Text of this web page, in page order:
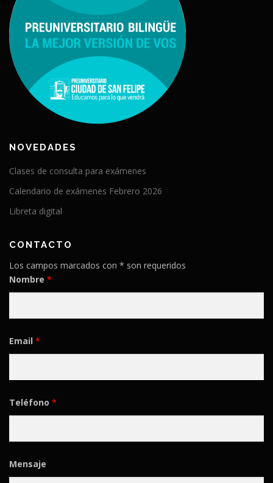
NOVEDADES
Clases de consulta para exámenes
Calendario de exámenes Febrero 2026
Libreta digital
CONTACTO
Los campos marcados con * son requeridos
Nombre *
Email *
Teléfono *
Mensaje